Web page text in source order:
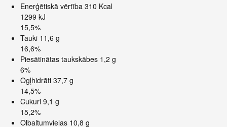
Enerģētiskā vērtība 310 Kcal
1299 kJ
15,5%
Tauki 11,6 g
16,6%
Piesātinātas taukskābes 1,2 g
6%
Ogļhidrāti 37,7 g
14,5%
Cukuri 9,1 g
15,2%
Olbaltumvielas 10,8 g